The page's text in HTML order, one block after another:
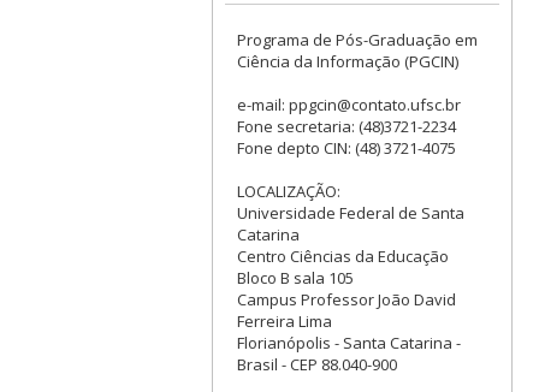
Programa de Pós-Graduação em
Ciência da Informação (PGCIN)
e-mail: ppgcin@contato.ufsc.br
Fone secretaria: (48)3721-2234
Fone depto CIN: (48) 3721-4075
LOCALIZAÇÃO:
Universidade Federal de Santa
Catarina
Centro Ciências da Educação
Bloco B sala 105
Campus Professor João David
Ferreira Lima
Florianópolis - Santa Catarina -
Brasil - CEP 88.040-900